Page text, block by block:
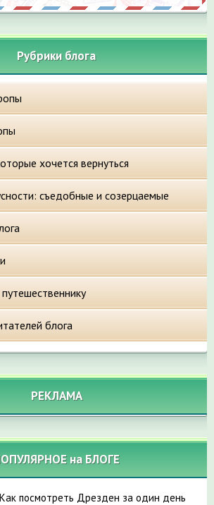
Рубрики блога
хочется вернуться
съедобные и созерцаемые
блога
РЕКЛАМА
на БЛОГЕ
Как посмотреть Дрезден за один день